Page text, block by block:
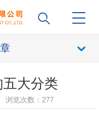
大分类
浏览次数： 277